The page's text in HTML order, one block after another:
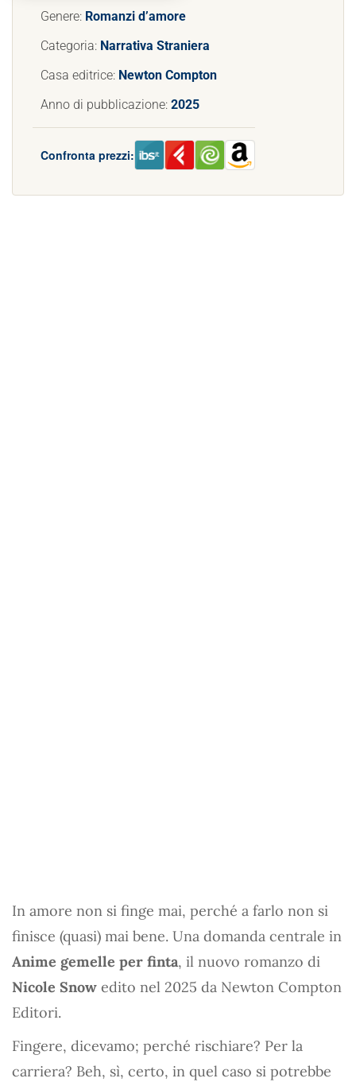
Genere: Romanzi d’amore
Categoria: Narrativa Straniera
Casa editrice: Newton Compton
Anno di pubblicazione: 2025
Confronta prezzi:
In amore non si finge mai, perché a farlo non si
finisce (quasi) mai bene. Una domanda centrale in
Anime gemelle per finta, il nuovo romanzo di
Nicole Snow edito nel 2025 da Newton Compton
Editori.
Fingere, dicevamo; perché rischiare? Per la
carriera? Beh, sì, certo, in quel caso si potrebbe